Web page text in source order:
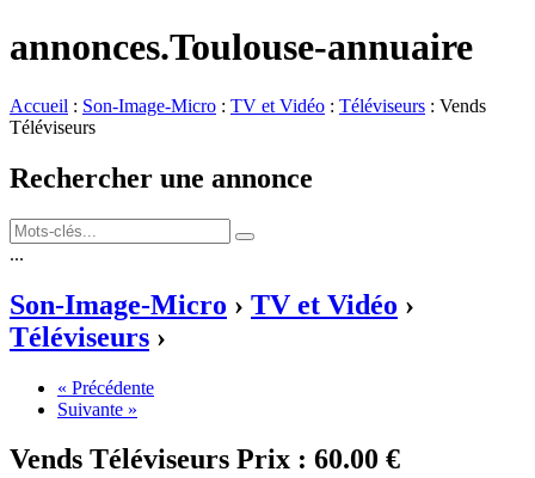
annonces.Toulouse-annuaire
Accueil : Son-Image-Micro : TV et Vidéo : Téléviseurs : Vends
Téléviseurs
Rechercher une annonce
...
Son-Image-Micro › TV et Vidéo ›
Téléviseurs ›
« Précédente
Suivante »
Vends Téléviseurs Prix : 60.00 €